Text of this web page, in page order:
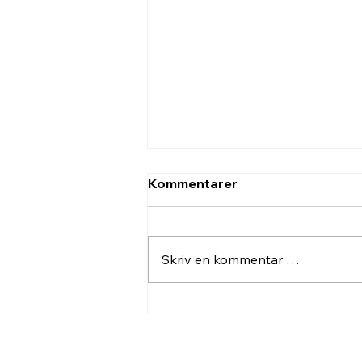
Kommentarer
Skriv en kommentar …